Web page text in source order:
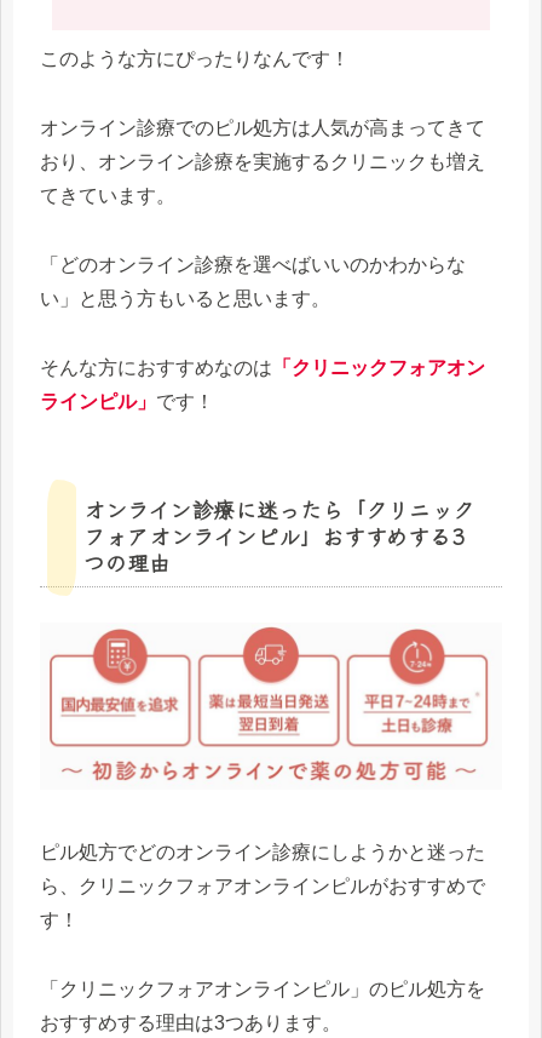
このような方にぴったりなんです！
オンライン診療でのピル処方は人気が高まってきて
おり、オンライン診療を実施するクリニックも増え
てきています。
「どのオンライン診療を選べばいいのかわからな
い」と思う方もいると思います。
そんな方におすすめなのは 「クリニックフォアオン
ラインピル」 です！
オンライン診療に迷ったら「クリニック
フォアオンラインピル」おすすめする3
つの理由
ピル処方でどのオンライン診療にしようかと迷った
ら、クリニックフォアオンラインピルがおすすめで
す！
「クリニックフォアオンラインピル」のピル処方を
おすすめする理由は3つあります。